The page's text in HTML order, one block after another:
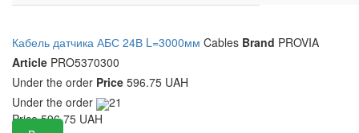
Кабель датчика АБС 24В L=3000мм Cables Brand PROVIA
Article PRO5370300
Under the order Price 596.75 UAH
Under the order
21
Price 596.75 UAH